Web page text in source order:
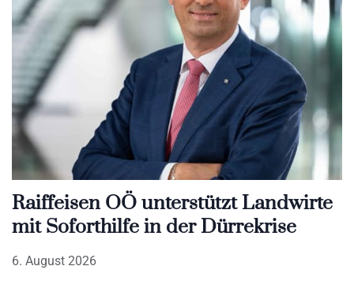
Raiffeisen OÖ unterstützt Landwirte
mit Soforthilfe in der Dürrekrise
6. August 2026